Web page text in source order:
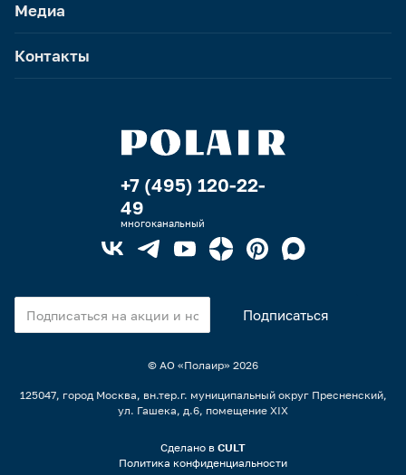
Медиа
Контакты
+7 (495) 120-22-
49
многоканальный
© АО «Полаир» 2026
125047, город Москва, вн.тер.г. муниципальный округ Пресненский,
ул. Гашека, д.6, помещение XIX
Сделано в CULT
Политика конфиденциальности